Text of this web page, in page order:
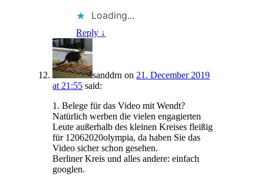
Loading...
Reply ↓
sanddrn on 21. December 2019
at 21:55 said:
1. Belege für das Video mit Wendt?
Natürlich werben die vielen engagierten
Leute außerhalb des kleinen Kreises fleißig
für 12062020olympia, da haben Sie das
Video sicher schon gesehen.
Berliner Kreis und alles andere: einfach
googlen.